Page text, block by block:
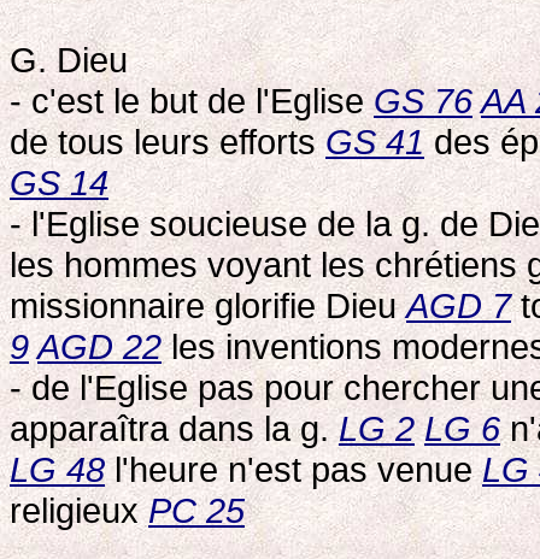
G. Dieu
- c'est le but de l'EgliseGS 76 AA
de tous leurs efforts GS 41des
GS 14
- l'Eglise soucieuse de la g. de
les hommes voyant les chrétiens
missionnaire glorifie DieuAGD 7
9 AGD 22les inventions
- de l'Eglise pas pour chercher
apparaîtra dans la g.LG 2 LG 6
LG 48l'heure n'est pas venueLG
religieuxPC 25